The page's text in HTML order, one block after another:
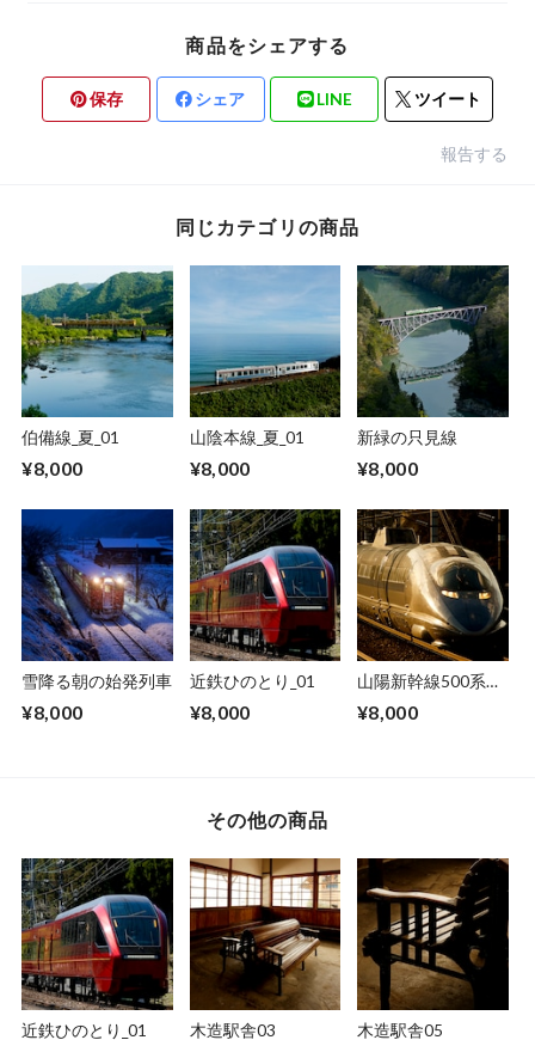
商品をシェアする
保存 シェア LINE ツイート
報告する
同じカテゴリの商品
伯備線_夏_01
¥8,000
山陰本線_夏_01
¥8,000
新緑の只見線
¥8,000
雪降る朝の始発列車
¥8,000
近鉄ひのとり_01
¥8,000
山陽新幹線500系
¥8,000
その他の商品
近鉄ひのとり_01 木造駅舎03 木造駅舎05